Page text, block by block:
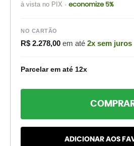
à vista no PIX · economize 5%
NO CARTÃO
R$ 2.278,00 em até 2x sem juros
Parcelar em até 12x
ADICIONAR AOS